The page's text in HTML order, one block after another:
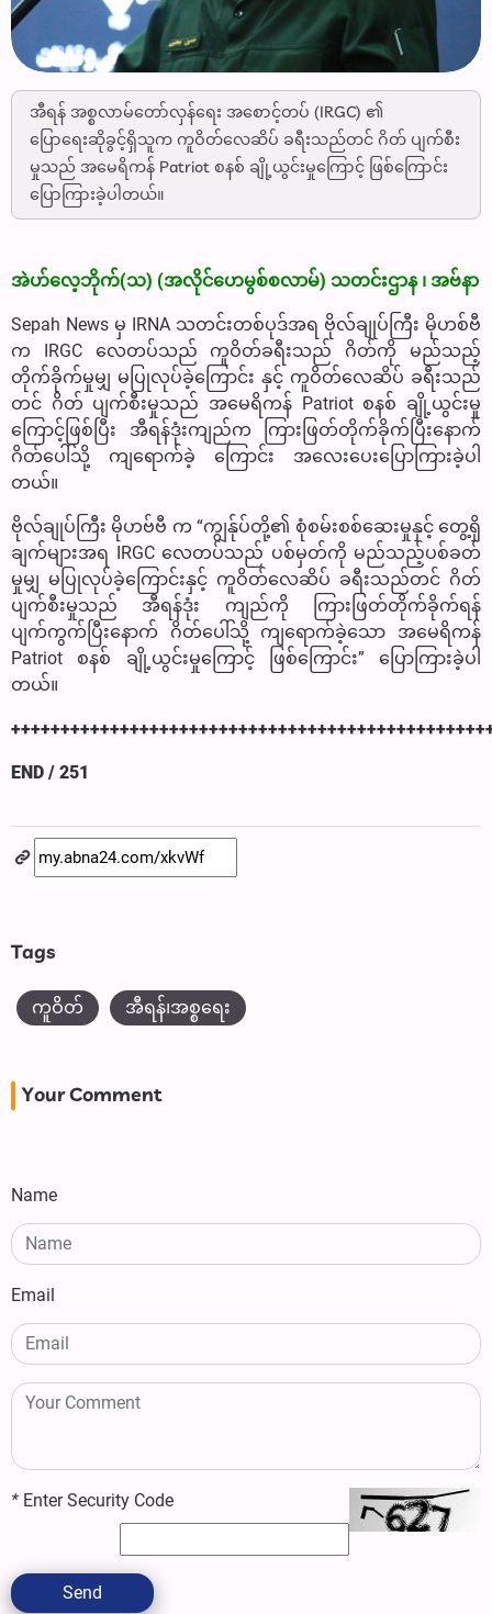
အီရန် အစ္စလာမ်တော်လှန်ရေး အစောင့်တပ် (IRGC) ၏
ပြောရေးဆိုခွင့်ရှိသူက ကူဝိတ်လေဆိပ် ခရီးသည်တင် ဂိတ် ပျက်စီး
မှုသည် အမေရိကန် Patriot စနစ် ချို့ယွင်းမှုကြောင့် ဖြစ်ကြောင်း
ပြောကြားခဲ့ပါတယ်။
အဲဟ်လေ့ဘိုက်(သ) (အလိုင်ဟေမွစ်စလာမ်) သတင်းဌာန ၊ အဗ်နာ
Sepah News မှ IRNA သတင်းတစ်ပုဒ်အရ ဗိုလ်ချုပ်ကြီး မိုဟစ်ဗီ
က IRGC လေတပ်သည် ကူဝိတ်ခရီးသည် ဂိတ်ကို မည်သည့်
တိုက်ခိုက်မှုမျှ မပြုလုပ်ခဲ့ကြောင်း နှင့် ကူဝိတ်လေဆိပ် ခရီးသည်
တင် ဂိတ် ပျက်စီးမှုသည် အမေရိကန် Patriot စနစ် ချို့ယွင်းမှု
ကြောင့်ဖြစ်ပြီး အီရန်ဒုံးကျည်က ကြားဖြတ်တိုက်ခိုက်ပြီးနောက်
ဂိတ်ပေါ်သို့ ကျရောက်ခဲ့ ကြောင်း အလေးပေးပြောကြားခဲ့ပါ
တယ်။
ဗိုလ်ချုပ်ကြီး မိုဟဗ်ဗီ က “ကျွန်ုပ်တို့၏ စုံစမ်းစစ်ဆေးမှုနှင့် တွေ့ရှိ
ချက်များအရ IRGC လေတပ်သည် ပစ်မှတ်ကို မည်သည့်ပစ်ခတ်
မှုမျှ မပြုလုပ်ခဲ့ကြောင်းနှင့် ကူဝိတ်လေဆိပ် ခရီးသည်တင် ဂိတ်
ပျက်စီးမှုသည် အီရန်ဒုံး ကျည်ကို ကြားဖြတ်တိုက်ခိုက်ရန်
ပျက်ကွက်ပြီးနောက် ဂိတ်ပေါ်သို့ ကျရောက်ခဲ့သော အမေရိကန်
Patriot စနစ် ချို့ယွင်းမှုကြောင့် ဖြစ်ကြောင်း” ပြောကြားခဲ့ပါ
တယ်။
END / 251
Tags
ကူဝိတ် အီရန်၊အစ္စရေး
Your Comment
Name
Email
* Enter Security Code
Send